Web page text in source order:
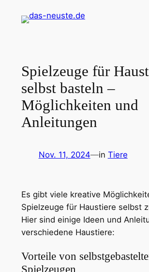
Inhalt
Spielzeuge für
selbst basteln –
Möglichkeiten und
Anleitungen
Nov. 11, 2024—in Tiere
Es gibt viele kreative
Spielzeuge für Haustiere selbst
Hier sind einige Ideen und
verschiedene Haustiere:
Vorteile von
Spielzeugen